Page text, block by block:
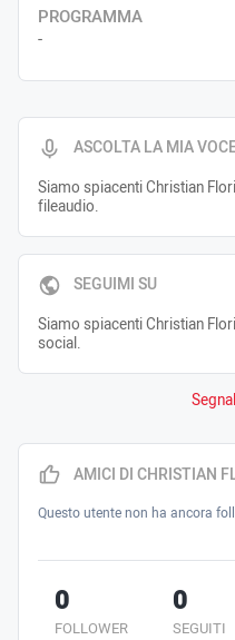
ASCOLTA LA MIA
Siamo spiacenti Christian
fileaudio.
SEGUIMI SU
Siamo spiacenti Christian
social.
PROGRAMMA
-
AMICI DI CHRISTIAN
Questo utente non ha ancora
FOLLOWER
0
SEGUITI
0